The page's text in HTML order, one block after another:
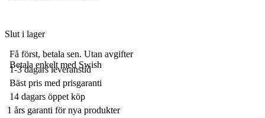
Slut i lager
Få först, betala sen. Utan avgifter
Betala enkelt med Swish
1-3 dagars leveranstid
Bäst pris med prisgaranti
14 dagars öppet köp
1 års garanti för nya produkter